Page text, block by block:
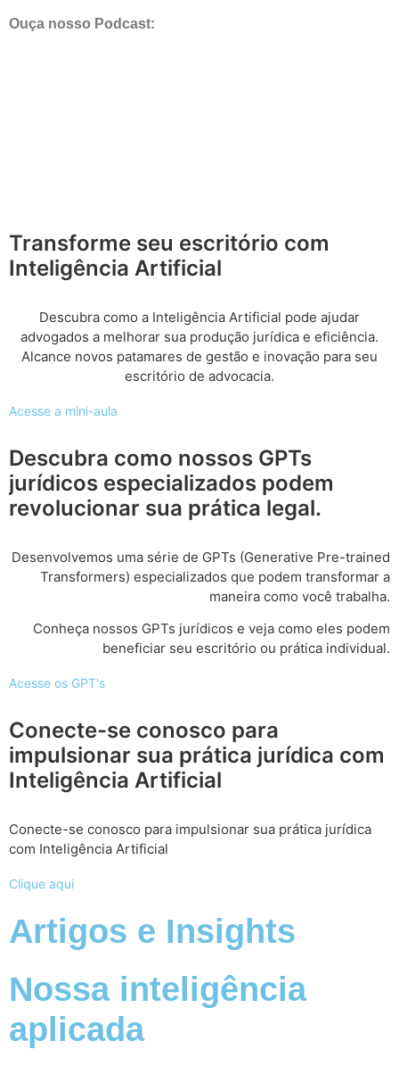
Ouça nosso Podcast:
Transforme seu escritório com
Inteligência Artificial
Descubra como a Inteligência Artificial pode ajudar
advogados a melhorar sua produção jurídica e eficiência.
Alcance novos patamares de gestão e inovação para seu
escritório de advocacia.
Acesse a mini-aula
Descubra como nossos GPTs
jurídicos especializados podem
revolucionar sua prática legal.
Desenvolvemos uma série de GPTs (Generative Pre-trained
Transformers) especializados que podem transformar a
maneira como você trabalha.
Conheça nossos GPTs jurídicos e veja como eles podem
beneficiar seu escritório ou prática individual.
Acesse os GPT's
Conecte-se conosco para
impulsionar sua prática jurídica com
Inteligência Artificial
Conecte-se conosco para impulsionar sua prática jurídica
com Inteligência Artificial
Clique aqui
Artigos e Insights
Nossa inteligência
aplicada